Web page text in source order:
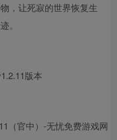
，让死寂的世界恢复生
。
版本